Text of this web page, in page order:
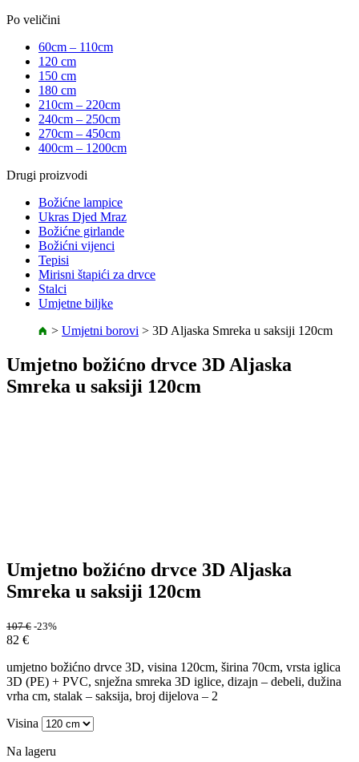
Po veličini
60cm – 110cm
120 cm
150 cm
180 cm
210cm – 220cm
240cm – 250cm
270cm – 450cm
400cm – 1200cm
Drugi proizvodi
Božićne lampice
Ukras Djed Mraz
Božićne girlande
Božićni vijenci
Tepisi
Mirisni štapići za drvce
Stalci
Umjetne biljke
> Umjetni borovi > 3D Aljaska Smreka u saksiji 120cm
Umjetno božićno drvce 3D Aljaska
Smreka u saksiji 120cm
Umjetno božićno drvce 3D Aljaska
Smreka u saksiji 120cm
107€ -23%
82 €
umjetno božićno drvce 3D, visina 120cm, širina 70cm, vrsta iglica
3D (PE) + PVC, snježna smreka 3D iglice, dizajn – debeli, dužina
vrha cm, stalak – saksija, broj dijelova – 2
Visina
Na lageru